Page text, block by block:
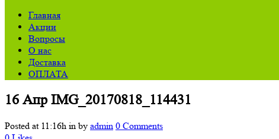
Главная
Акции
Вопросы
О нас
Доставка
ОПЛАТА
16 АпрIMG_20170818_114431
Posted at 11:16h in by admin 0 Comments